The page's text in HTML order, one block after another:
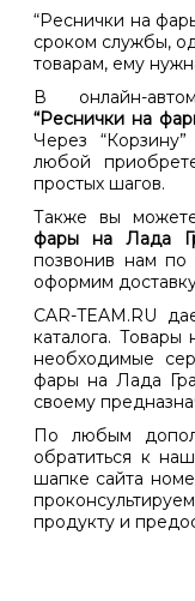
“Реснички на
сроком службы,
товарам, ему
В онлайн-
“Реснички на
Через
любой
простых шагов.
Также вы
фары на Лада
позвонив нам по
оформим
CAR-TEAM.RU
каталога.
необходимые
фары на Лада
своему
По любым
обратиться к
шапке сайта
продукту и